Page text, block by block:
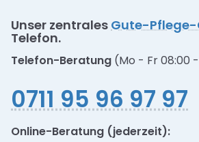
Unser zentralesGute-
Telefon.
Telefon-Beratung (Mo - Fr 08:00
0711 95 96 97 97
Online-Beratung (jederzeit):